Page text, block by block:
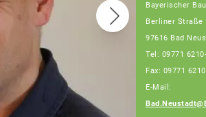
Fachberater
Bayerischer
Berliner Straße
97616 Bad
Tel: 09771
Fax: 09771
E-Mail: